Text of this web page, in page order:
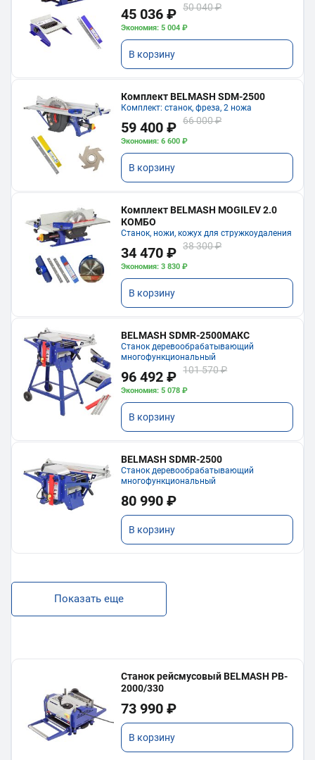
45 036 ₽ 50 040 ₽
Экономия: 5 004 ₽
В корзину
Комплект BELMASH SDM-2500
Комплект: станок, фреза, 2 ножа
59 400 ₽ 66 000 ₽
Экономия: 6 600 ₽
В корзину
Комплект BELMASH MOGILEV 2.0
КОМБО
Станок, ножи, кожух для стружкоудаления
34 470 ₽ 38 300 ₽
Экономия: 3 830 ₽
В корзину
BELMASH SDMR-2500МАКС
Станок деревообрабатывающий
многофункциональный
96 492 ₽ 101 570 ₽
Экономия: 5 078 ₽
В корзину
BELMASH SDMR-2500
Станок деревообрабатывающий
многофункциональный
80 990 ₽
В корзину
Показать еще
Станок рейсмусовый BELMASH PB-
2000/330
73 990 ₽
В корзину